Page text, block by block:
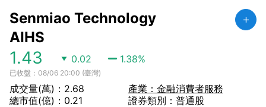
Senmiao Technology
AIHS
1.43 0.02 1.38%
已收盤：08/06 20:00 (臺灣)
成交量(萬)：2.68
總市值(億)：0.21
產業：金融消費者服務
證券類別：普通股